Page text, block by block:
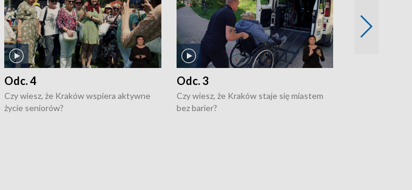
Odc. 4
Czy wiesz, że Kraków wspiera aktywne
życie seniorów?
Odc. 3
Czy wiesz, że Kraków staje się miastem
bez barier?